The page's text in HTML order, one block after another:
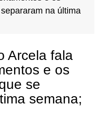
na última
Arcela fala
e os
se
semana;